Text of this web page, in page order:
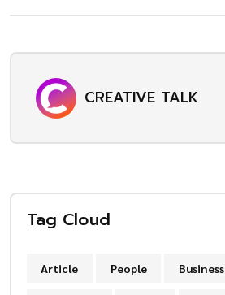
CREATIVE TALK
Tag Cloud
Article People Business